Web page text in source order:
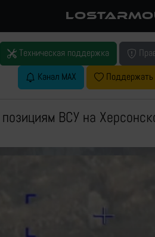
Техническая поддержка
Канал MAX
Поддержать
ВСУ на